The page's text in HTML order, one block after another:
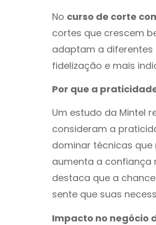
No curso de corte
cortes que crescem
adaptam a diferentes
fidelização e mais
Por que a
Um estudo da Mintel
consideram a
dominar técnicas
aumenta a confiança
destaca que a
sente que suas
Impacto no negócio